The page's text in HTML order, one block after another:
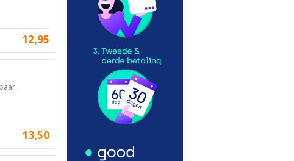
12,95
13,50